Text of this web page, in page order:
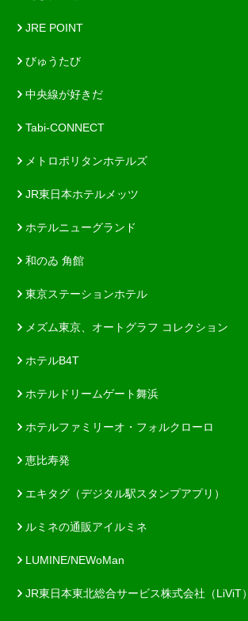
JRE POINT
びゅうたび
中央線が好きだ
Tabi-CONNECT
メトロポリタンホテルズ
JR東日本ホテルメッツ
ホテルニューグランド
和のゐ 角館
東京ステーションホテル
メズム東京、オートグラフ コレクション
ホテルB4T
ホテルドリームゲート舞浜
ホテルファミリーオ・フォルクローロ
恵比寿発
エキタグ（デジタル駅スタンプアプリ）
ルミネの通販アイルミネ
LUMINE/NEWoMan
JR東日本東北総合サービス株式会社（LiViT）